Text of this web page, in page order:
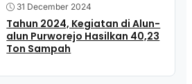
31 December 2024
Tahun 2024, Kegiatan di Alun-
alun Purworejo Hasilkan 40,23
Ton Sampah